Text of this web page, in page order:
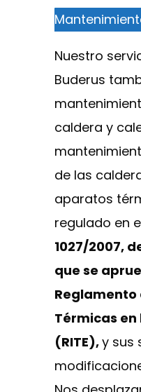
Nuestro
Buderus
caldera y
de las
aparatos
regulado en
1027/2007,
que se
Reglamento
Térmicas en
(RITE),y sus